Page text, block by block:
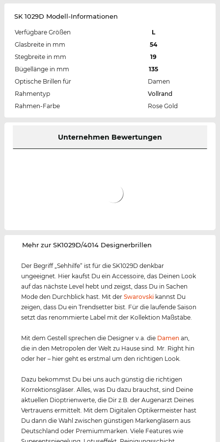
SK 1029D Modell-Informationen
Verfügbare Größen
L
Glasbreite in mm
54
Stegbreite in mm
19
Bügellänge in mm
135
Optische Brillen für
Damen
Rahmentyp
Vollrand
Rahmen-Farbe
Rose Gold
Unternehmen Bewertungen
‌Mehr zur SK1029D/4014 Designerbrillen
Der Begriff „Sehhilfe“ ist für die SK1029D denkbar
ungeeignet. Hier kaufst Du ein Accessoire, das Deinen Look
auf das nächste Level hebt und zeigst, dass Du in Sachen
Mode den Durchblick hast. Mit derSwarovski kannst Du
zeigen, dass Du ein Trendsetter bist. Für die laufende Saison
setzt das renommierte Label mit der Kollektion Maßstäbe.
Mit dem Gestell sprechen die Designer v.a. die Damen an,
die in den Metropolen der Welt zu Hause sind. Mr. Right hin
oder her – hier geht es erstmal um den richtigen Look.
Dazu bekommst Du bei uns auch günstig die richtigen
Korrektionsgläser. Alles, was Du dazu brauchst, sind Deine
aktuellen Dioptrienwerte, die Dir z.B. der Augenarzt Deines
Vertrauens ermittelt. Mit dem Digitalen Optikermeister hast
Du dann die Wahl zwischen günstigen Markengläsern aus
Deutschland oder Premiummarken. Viele Features wie